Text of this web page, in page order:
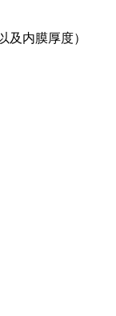
及内膜厚度）